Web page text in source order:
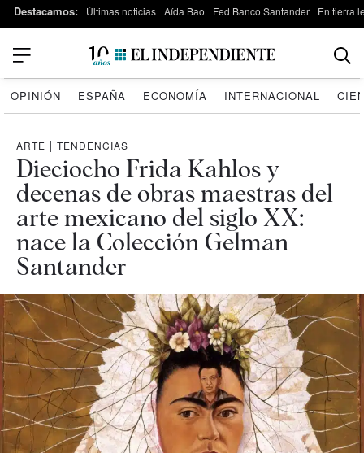
Destacamos: Últimas noticias Aída Bao Fed Banco Santander En tierra
OPINIÓN ESPAÑA ECONOMÍA INTERNACIONAL
ARTE | TENDENCIAS
Dieciocho Frida Kahlos y
decenas de obras maestras del
arte mexicano del siglo XX:
nace la Colección Gelman
Santander